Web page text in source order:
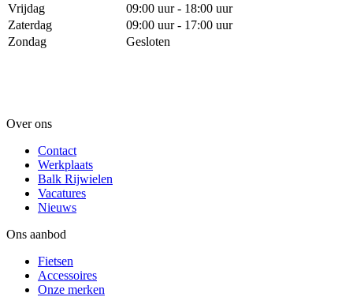
Vrijdag
09:00 uur - 18:00 uur
Zaterdag
09:00 uur - 17:00 uur
Zondag
Gesloten
Over ons
Contact
Werkplaats
Balk Rijwielen
Vacatures
Nieuws
Ons aanbod
Fietsen
Accessoires
Onze merken